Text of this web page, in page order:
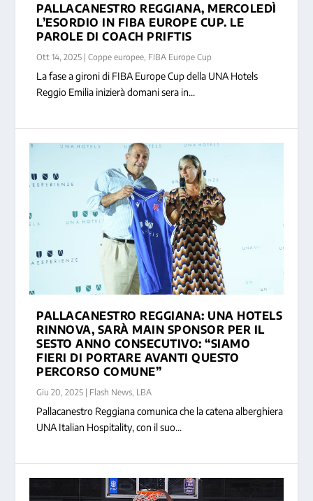
PALLACANESTRO REGGIANA, MERCOLEDÌ
L’ESORDIO IN FIBA EUROPE CUP. LE
PAROLE DI COACH PRIFTIS
Ott 14, 2025 |Coppe europee FIBA Europe Cup
La fase a gironi di FIBA Europe Cup della UNA Hotels
Reggio Emilia inizierà domani sera in...
PALLACANESTRO REGGIANA: UNA HOTELS
RINNOVA, SARÀ MAIN SPONSOR PER IL
SESTO ANNO CONSECUTIVO: “SIAMO
FIERI DI PORTARE AVANTI QUESTO
PERCORSO COMUNE”
Giu 20, 2025 | Flash News, LBA
Pallacanestro Reggiana comunica che la catena alberghiera
UNA Italian Hospitality, con il suo...